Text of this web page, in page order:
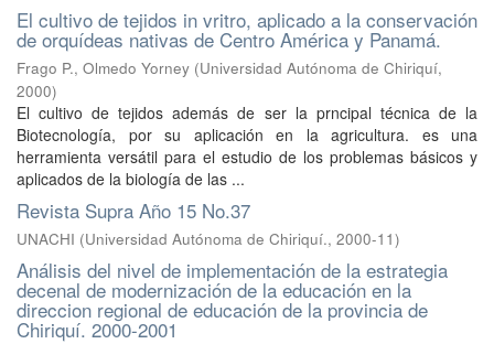
El cultivo de tejidos in vritro, aplicado a la conservación
de orquídeas nativas de Centro América y Panamá.
Frago P., Olmedo Yorney (Universidad Autónoma de Chiriquí,
2000)
El cultivo de tejidos además de ser la prncipal técnica de la
Biotecnología, por su aplicación en la agricultura. es una
herramienta versátil para el estudio de los problemas básicos y
aplicados de la biología de las ...
Revista Supra Año 15 No.37
UNACHI (Universidad Autónoma de Chiriquí., 2000-11)
Análisis del nivel de implementación de la estrategia
decenal de modernización de la educación en la
direccion regional de educación de la provincia de
Chiriquí. 2000-2001